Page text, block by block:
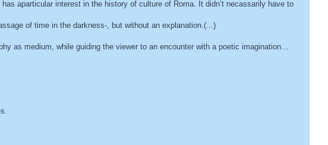
aparticular interest in the history of culture of Roma. It didn’t necassarily have to
of time in the darkness-, but without an explanation.(...)
as medium, while guiding the viewer to an encounter with a poetic imagination…